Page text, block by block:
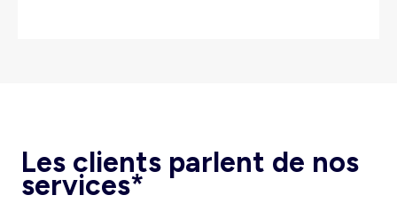
Les clients parlent de nos
services*